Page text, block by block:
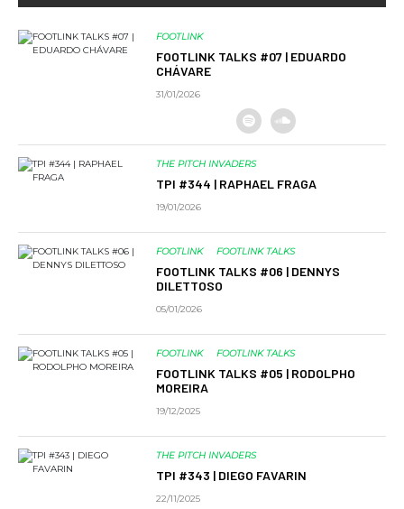
FOOTLINK
FOOTLINK TALKS #07 | EDUARDO
CHÁVARE
31/01/2026
THE PITCH INVADERS
TPI #344 | RAPHAEL FRAGA
19/01/2026
FOOTLINK FOOTLINK TALKS
FOOTLINK TALKS #06 | DENNYS
DILETTOSO
05/01/2026
FOOTLINK FOOTLINK TALKS
FOOTLINK TALKS #05 | RODOLPHO
MOREIRA
19/12/2025
THE PITCH INVADERS
TPI #343 | DIEGO FAVARIN
22/11/2025